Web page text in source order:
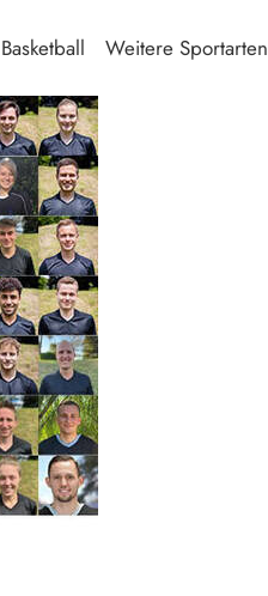
Basketball Weitere Sportarten